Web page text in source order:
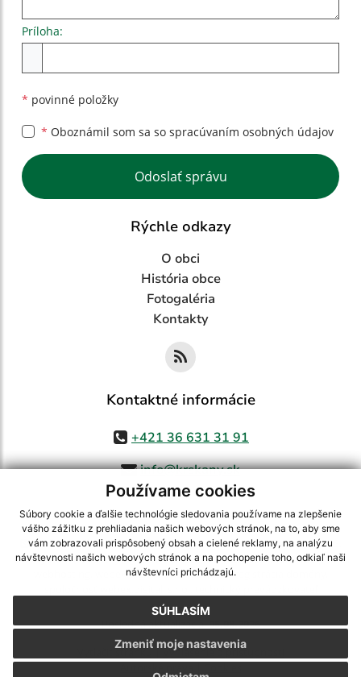
Používame cookies
Súbory cookie a ďalšie technológie sledovania používame na zlepšenie
vášho zážitku z prehliadania našich webových stránok, na to, aby sme
vám zobrazovali prispôsobený obsah a cielené reklamy, na analýzu
návštevnosti našich webových stránok a na pochopenie toho, odkiaľ naši
návštevníci prichádzajú.
SÚHLASÍM
Zmeniť moje nastavenia
Príloha:
* povinné položky
* Oboznámil som sa so spracúvaním osobných údajov
Google reCaptcha Response
Odoslať správu
Rýchle odkazy
O obci
História obce
Fotogaléria
Kontakty
Kontaktné informácie
+421 36 631 31 91
info@krskany.sk
využite možnosť získavania aktuálnych informácií s využitím RSS
CMS systém (redakčný) systém ECHELON 2,Mapa stránok,web portál
webex.digital, s.r.o.,domény,registrácia domény
Posledná aktualizácia:05.08.2026
Vytlačiť stránku|Vyhlásenie o prístupnosti